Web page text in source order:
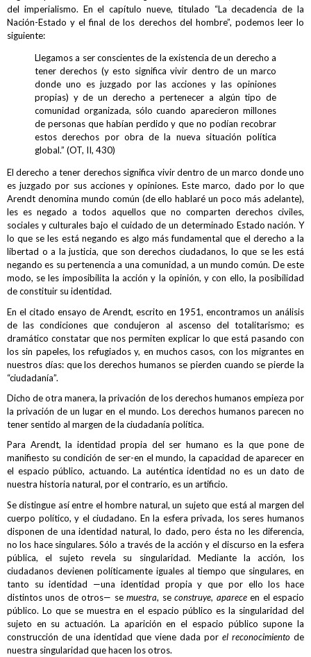
del imperialismo. En el capítulo nueve, titulado “La decadencia de la
Nación-Estado y el final de los derechos del hombre”, podemos leer lo
siguiente:
Llegamos a ser conscientes de la existencia de un derecho a
tener derechos (y esto significa vivir dentro de un marco
donde uno es juzgado por las acciones y las opiniones
propias) y de un derecho a pertenecer a algún tipo de
comunidad organizada, sólo cuando aparecieron millones
de personas que habían perdido y que no podían recobrar
estos derechos por obra de la nueva situación política
global.” (OT, II, 430)
El derecho a tener derechos significa vivir dentro de un marco donde uno
es juzgado por sus acciones y opiniones. Este marco, dado por lo que
Arendt denomina mundo común (de ello hablaré un poco más adelante),
les es negado a todos aquellos que no comparten derechos civiles,
sociales y culturales bajo el cuidado de un determinado Estado nación. Y
lo que se les está negando es algo más fundamental que el derecho a la
libertad o a la justicia, que son derechos ciudadanos, lo que se les está
negando es su pertenencia a una comunidad, a un mundo común. De este
modo, se les imposibilita la acción y la opinión, y con ello, la posibilidad
de constituir su identidad.
En el citado ensayo de Arendt, escrito en 1951, encontramos un análisis
de las condiciones que condujeron al ascenso del totalitarismo; es
dramático constatar que nos permiten explicar lo que está pasando con
los sin papeles, los refugiados y, en muchos casos, con los migrantes en
nuestros días: que los derechos humanos se pierden cuando se pierde la
“ciudadanía”.
Dicho de otra manera, la privación de los derechos humanos empieza por
la privación de un lugar en el mundo. Los derechos humanos parecen no
tener sentido al margen de la ciudadanía política.
Para Arendt, la identidad propia del ser humano es la que pone de
manifiesto su condición de ser-en el mundo, la capacidad de aparecer en
el espacio público, actuando. La auténtica identidad no es un dato de
nuestra historia natural, por el contrario, es un artificio.
Se distingue así entre el hombre natural, un sujeto que está al margen del
cuerpo político, y el ciudadano. En la esfera privada, los seres humanos
disponen de una identidad natural, lo dado, pero ésta no les diferencia,
no los hace singulares. Sólo a través de la acción y el discurso en la esfera
pública, el sujeto revela su singularidad. Mediante la acción, los
ciudadanos devienen políticamente iguales al tiempo que singulares, en
tanto su identidad —una identidad propia y que por ello los hace
distintos unos de otros— semuestra, seconstruye, apareceen el espacio
público. Lo que se muestra en el espacio público es la singularidad del
sujeto en su actuación. La aparición en el espacio público supone la
construcción de una identidad que viene dada por el reconocimiento de
nuestra singularidad que hacen los otros.